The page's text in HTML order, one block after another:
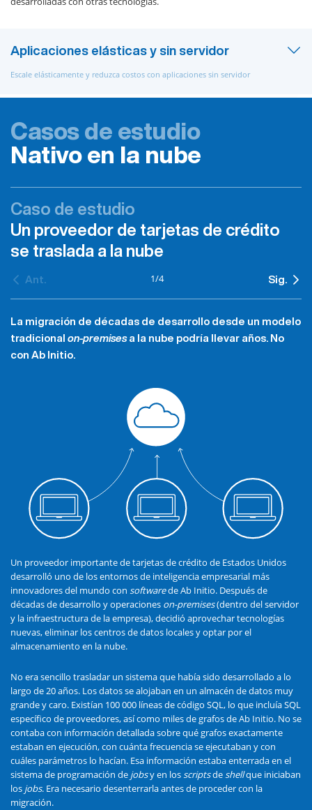
Aplicaciones elásticas y sin servidor
Escale elásticamente y reduzca costos con aplicaciones sin servidor
Casos de estudio
Nativo en la nube
Caso de estudio
Un proveedor de tarjetas de crédito
se traslada a la nube
Ant. 1/4 Sig.
La migración de décadas de desarrollo desde un modelo
tradicional on-premisesa la nube podría llevar años. No
con Ab Initio.
Un proveedor importante de tarjetas de crédito de Estados Unidos
desarrolló uno de los entornos de inteligencia empresarial más
innovadores del mundo con softwarede Ab Initio. Después de
décadas de desarrollo y operaciones on-premises(dentro del servidor
y la infraestructura de la empresa), decidió aprovechar tecnologías
nuevas, eliminar los centros de datos locales y optar por el
almacenamiento en la nube.
No era sencillo trasladar un sistema que había sido desarrollado a lo
largo de 20 años. Los datos se alojaban en un almacén de datos muy
grande y caro. Existían 100 000 líneas de código SQL, lo que incluía SQL
específico de proveedores, así como miles de grafos de Ab Initio. No se
contaba con información detallada sobre qué grafos exactamente
estaban en ejecución, con cuánta frecuencia se ejecutaban y con
cuáles parámetros lo hacían. Esa información estaba enterrada en el
sistema de programación de jobsy en losscriptsdeshellque iniciaban
los jobs. Era necesario desenterrarla antes de proceder con la
migración.